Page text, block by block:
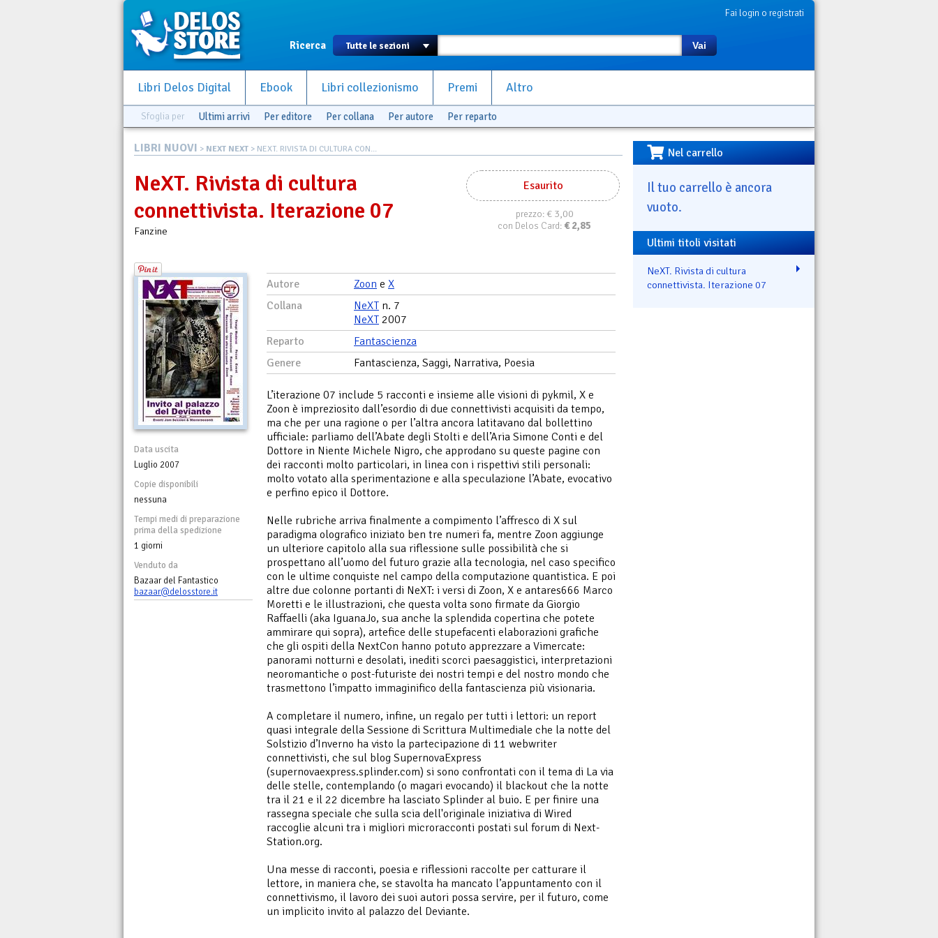
Fai login o registrati
Ricerca Vai
Libri Delos Digital Ebook Libri collezionismo Premi Altro
Sfoglia per Ultimi arrivi Per editore Per collana Per autore Per reparto
LIBRI NUOVI > NEXT NEXT > NEXT. RIVISTA DI CULTURA CON...
Esaurito
prezzo:€ 3,00
con Delos Card: € 2,85
NeXT. Rivista di cultura
connettivista. Iterazione 07
Fanzine
Data uscita
Luglio 2007
Copie disponibili
nessuna
Tempi medi di preparazione
prima della spedizione
1 giorni
Venduto da
Bazaar del Fantastico
bazaar@delosstore.it
Autore Zoon e X
Collana
NeXT n. 7
NeXT 2007
Reparto
Fantascienza
Genere
Fantascienza, Saggi, Narrativa, Poesia
L’iterazione 07 include 5 racconti e insieme alle visioni di pykmil, X e
Zoon è impreziosito dall’esordio di due connettivisti acquisiti da tempo,
ma che per una ragione o per l’altra ancora latitavano dal bollettino
ufficiale: parliamo dell’Abate degli Stolti e dell’Aria Simone Conti e del
Dottore in Niente Michele Nigro, che approdano su queste pagine con
dei racconti molto particolari, in linea con i rispettivi stili personali:
molto votato alla sperimentazione e alla speculazione l’Abate, evocativo
e perfino epico il Dottore.
Nelle rubriche arriva finalmente a compimento l’affresco di X sul
paradigma olografico iniziato ben tre numeri fa, mentre Zoon aggiunge
un ulteriore capitolo alla sua riflessione sulle possibilità che si
prospettano all’uomo del futuro grazie alla tecnologia, nel caso specifico
con le ultime conquiste nel campo della computazione quantistica. E poi
altre due colonne portanti di NeXT: i versi di Zoon, X e antares666 Marco
Moretti e le illustrazioni, che questa volta sono firmate da Giorgio
Raffaelli (aka IguanaJo, sua anche la splendida copertina che potete
ammirare qui sopra), artefice delle stupefacenti elaborazioni grafiche
che gli ospiti della NextCon hanno potuto apprezzare a Vimercate:
panorami notturni e desolati, inediti scorci paesaggistici, interpretazioni
neoromantiche o post-futuriste dei nostri tempi e del nostro mondo che
trasmettono l’impatto immaginifico della fantascienza più visionaria.
A completare il numero, infine, un regalo per tutti i lettori: un report
quasi integrale della Sessione di Scrittura Multimediale che la notte del
Solstizio d’Inverno ha visto la partecipazione di 11 webwriter
connettivisti, che sul blog SupernovaExpress
(supernovaexpress.splinder.com) si sono confrontati con il tema di La via
delle stelle, contemplando (o magari evocando) il blackout che la notte
tra il 21 e il 22 dicembre ha lasciato Splinder al buio. E per finire una
rassegna speciale che sulla scia dell'originale iniziativa di Wired
raccoglie alcuni tra i migliori microracconti postati sul forum di Next-
Station.org.
Una messe di racconti, poesia e riflessioni raccolte per catturare il
lettore, in maniera che, se stavolta ha mancato l’appuntamento con il
connettivismo, il lavoro dei suoi autori possa servire, per il futuro, come
un implicito invito al palazzo del Deviante.
Nel carrello
Il tuo carrello è ancora
vuoto.
Ultimi titoli visitati
NeXT. Rivista di cultura
connettivista. Iterazione 07